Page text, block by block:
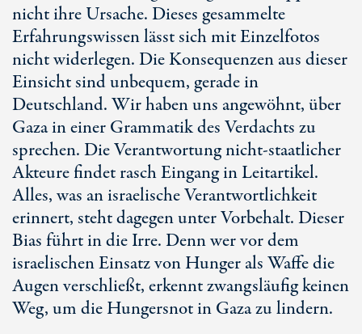
nicht ihre Ursache. Dieses gesammelte
Erfahrungswissen lässt sich mit Einzelfotos
nicht widerlegen. Die Konsequenzen aus dieser
Einsicht sind unbequem, gerade in
Deutschland. Wir haben uns angewöhnt, über
Gaza in einer Grammatik des Verdachts zu
sprechen. Die Verantwortung nicht-staatlicher
Akteure findet rasch Eingang in Leitartikel.
Alles, was an israelische Verantwortlichkeit
erinnert, steht dagegen unter Vorbehalt. Dieser
Bias führt in die Irre. Denn wer vor dem
israelischen Einsatz von Hunger als Waffe die
Augen verschließt, erkennt zwangsläufig keinen
Weg, um die Hungersnot in Gaza zu lindern.